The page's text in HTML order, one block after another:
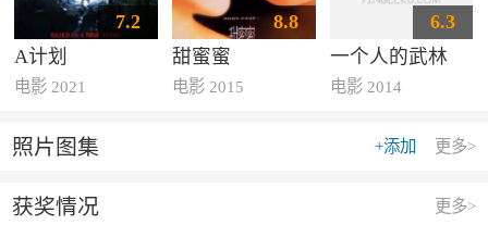
7.2
A计划
电影 2021
8.8
甜蜜蜜
电影 2015
6.3
一个人的武林
电影 2014
更多>
+添加
照片图集
更多>
获奖情况